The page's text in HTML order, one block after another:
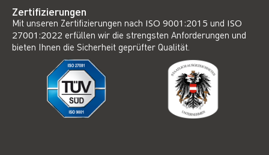
Zertifizierungen
Mit unseren Zertifizierungen nach ISO 9001:2015 und ISO
27001:2022 erfüllen wir die strengsten Anforderungen und
bieten Ihnen die Sicherheit geprüfter Qualität.